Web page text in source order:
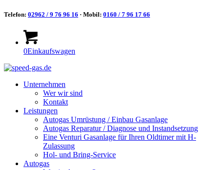
Telefon: 02962 / 9 76 96 16 · Mobil: 0160 / 7 96 17 66
0Einkaufswagen
Unternehmen
Wer wir sind
Kontakt
Leistungen
Autogas Umrüstung / Einbau Gasanlage
Autogas Reparatur / Diagnose und Instandsetzung
Eine Venturi Gasanlage für Ihren Oldtimer mit H-
Zulassung
Hol- und Bring-Service
Autogas